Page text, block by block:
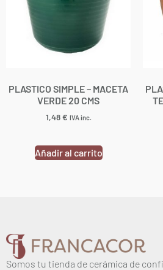
PLASTICO SIMPLE – MACETA
VERDE 20 CMS
1,48€ IVA inc.
Añadir al carrito
Somos tu tienda de cerámica de